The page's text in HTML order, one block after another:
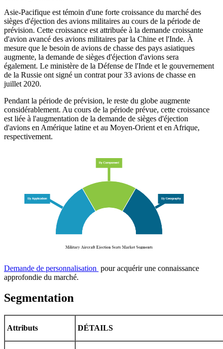
Asie-Pacifique est témoin d'une forte croissance du marché des
sièges d'éjection des avions militaires au cours de la période de
prévision. Cette croissance est attribuée à la demande croissante
d'avion avancé des avions militaires par la Chine et l'Inde. À
mesure que le besoin de avions de chasse des pays asiatiques
augmente, la demande de sièges d'éjection d'avions sera
également. Le ministère de la Défense de l'Inde et le gouvernement
de la Russie ont signé un contrat pour 33 avions de chasse en
juillet 2020.
Pendant la période de prévision, le reste du globe augmente
considérablement. Au cours de la période prévue, cette croissance
est liée à l'augmentation de la demande de sièges d'éjection
d'avions en Amérique latine et au Moyen-Orient et en Afrique,
respectivement.
Demande de personnalisation pour acquérir une connaissance
approfondie du marché.
Segmentation
Attributs DÉTAILS